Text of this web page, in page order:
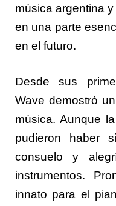
música argentina
en una parte
en el futuro.
Desde sus
Wave demostró
música. Aunque
pudieron haber
consuelo y
instrumentos.
innato para el